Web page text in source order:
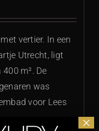
vertier. In een
Utrecht, ligt
m². De
was
voor Lees